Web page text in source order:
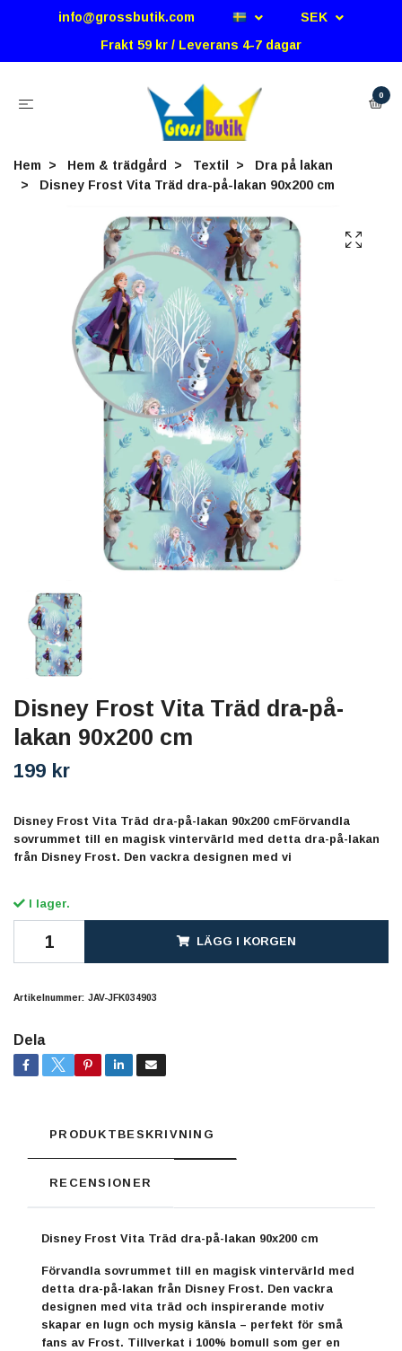
info@grossbutik.com
SEK
Frakt 59 kr / Leverans 4-7 dagar
0
Hem Hem & trädgård Textil
Dra på lakan
Disney Frost Vita Träd dra-på-lakan 90x200 cm
Disney Frost Vita Träd dra-på-
lakan 90x200 cm
199 kr
Disney Frost Vita Träd dra-på-lakan 90x200 cmFörvandla
sovrummet till en magisk vintervärld med detta dra-på-lakan
från Disney Frost. Den vackra designen med vi
I lager.
LÄGG I KORGEN
Artikelnummer: JAV-JFK034903
Dela
PRODUKTBESKRIVNING
RECENSIONER
Disney Frost Vita Träd dra-på-lakan 90x200 cm
Förvandla sovrummet till en magisk vintervärld med
detta dra-på-lakan från Disney Frost. Den vackra
designen med vita träd och inspirerande motiv
skapar en lugn och mysig känsla – perfekt för små
fans av Frost. Tillverkat i 100% bomull som ger en